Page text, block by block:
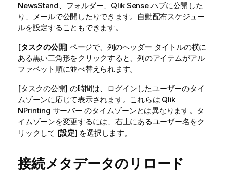
NewsStand、フォルダー、 Qlik Senseハブに公開した
り、メールで公開したりできます。自動配布スケジュー
ルを設定することもできます。
[タスクの公開] ページで、列のヘッダー タイトルの横に
ある黒い三角形をクリックすると、列のアイテムがアル
ファベット順に並べ替えられます。
[タスクの公開] の時間は、ログインしたユーザーのタイ
ムゾーンに応じて表示されます。これらは Qlik
NPrinting サーバー のタイムゾーンとは異なります。タ
イムゾーンを変更するには、右上にあるユーザー名をク
リックして [設定] を選択します。
接続メタデータのリロード